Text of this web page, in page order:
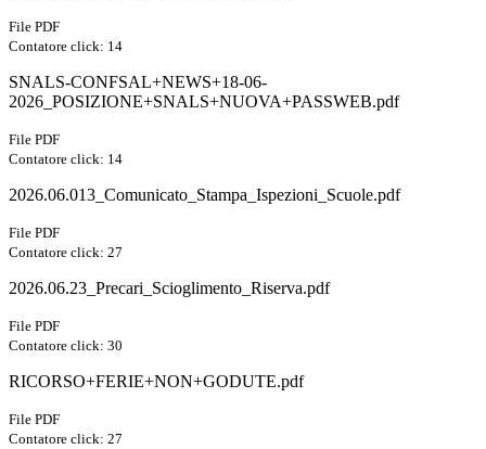
File PDF
Contatore click: 14
SNALS-CONFSAL+NEWS+18-06-
2026_POSIZIONE+SNALS+NUOVA+PASSWEB.pdf
File PDF
Contatore click: 14
2026.06.013_Comunicato_Stampa_Ispezioni_Scuole.pdf
File PDF
Contatore click: 27
2026.06.23_Precari_Scioglimento_Riserva.pdf
File PDF
Contatore click: 30
RICORSO+FERIE+NON+GODUTE.pdf
File PDF
Contatore click: 27